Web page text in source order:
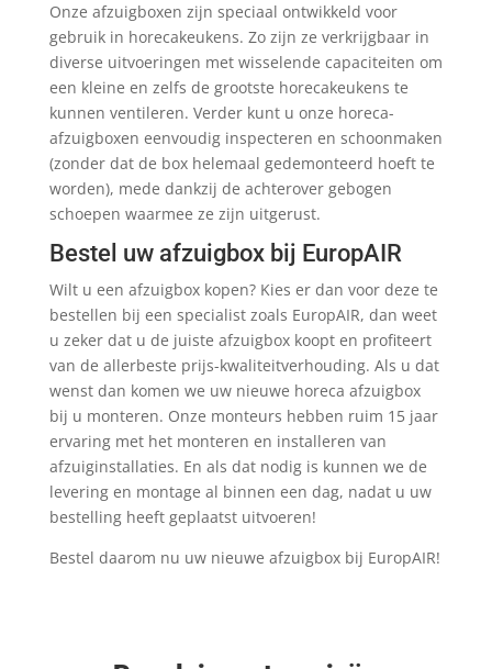
Onze afzuigboxen zijn speciaal ontwikkeld voor
gebruik in horecakeukens. Zo zijn ze verkrijgbaar in
diverse uitvoeringen met wisselende capaciteiten om
een kleine en zelfs de grootste horecakeukens te
kunnen ventileren. Verder kunt u onze horeca-
afzuigboxen eenvoudig inspecteren en schoonmaken
(zonder dat de box helemaal gedemonteerd hoeft te
worden), mede dankzij de achterover gebogen
schoepen waarmee ze zijn uitgerust.
Bestel uw afzuigbox bij EuropAIR
Wilt u een afzuigbox kopen? Kies er dan voor deze te
bestellen bij een specialist zoals EuropAIR, dan weet
u zeker dat u de juiste afzuigbox koopt en profiteert
van de allerbeste prijs-kwaliteitverhouding. Als u dat
wenst dan komen we uw nieuwe horeca afzuigbox
bij u monteren. Onze monteurs hebben ruim 15 jaar
ervaring met het monteren en installeren van
afzuiginstallaties. En als dat nodig is kunnen we de
levering en montage al binnen een dag, nadat u uw
bestelling heeft geplaatst uitvoeren!
Bestel daarom nu uw nieuwe afzuigbox bij EuropAIR!